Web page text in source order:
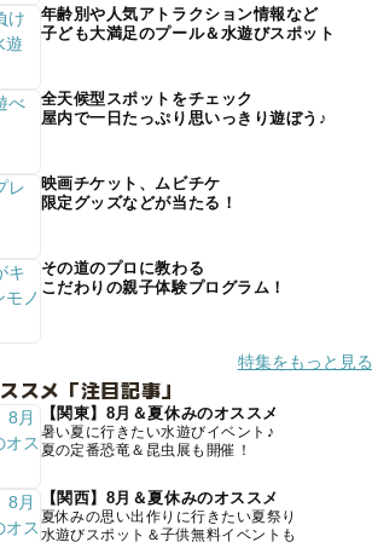
年齢別や人気アトラクション情報など
子ども大満足のプール＆水遊びスポット
全天候型スポットをチェック
屋内で一日たっぷり思いっきり遊ぼう♪
映画チケット、ムビチケ
限定グッズなどが当たる！
その道のプロに教わる
こだわりの親子体験プログラム！
特集をもっと見る
スメ「注目記事」
【関東】8月＆夏休みのオススメ
暑い夏に行きたい水遊びイベント♪
夏の定番恐竜＆昆虫展も開催！
【関西】8月＆夏休みのオススメ
夏休みの思い出作りに行きたい夏祭り
水遊びスポット＆子供無料イベントも